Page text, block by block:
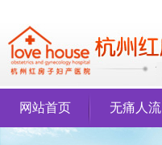
网站首页 无痛人流